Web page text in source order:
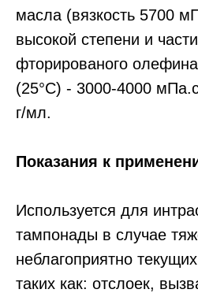
масла (вязкость 5700
высокой степени и
фторированого
(25°С) - 3000-4000
г/мл.
Показания к
Используется для
тампонады в случае
неблагоприятно
таких как: отслоек,